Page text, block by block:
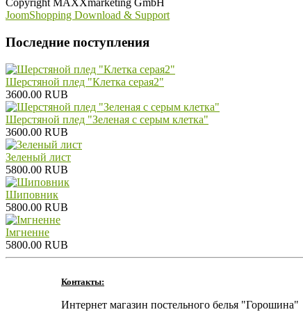
Copyright MAXXmarketing GmbH
JoomShopping Download & Support
Последние поступления
Шерстяной плед "Клетка серая2"
3600.00 RUB
Шерстяной плед "Зеленая с серым клетка"
3600.00 RUB
Зеленый лист
5800.00 RUB
Шиповник
5800.00 RUB
Iмгненне
5800.00 RUB
Контакты:
Интернет магазин постельного белья "Горошина"